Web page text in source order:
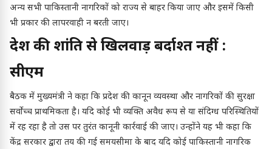
अन्य सभी पाकिस्तानी नागरिकों को राज्य से बाहर किया जाए और इसमें किसी
भी प्रकार की लापरवाही न बरती जाए।
प्रदेश की शांति से खिलवाड़ बर्दाश्त नहीं :
सीएम
बैठक में मुख्यमंत्री ने कहा कि प्रदेश की कानून व्यवस्था और नागरिकों की सुरक्षा
सर्वोच्च प्राथमिकता है। यदि कोई भी व्यक्ति अवैध रूप से या संदिग्ध परिस्थितियों
में रह रहा है तो उस पर तुरंत कानूनी कार्रवाई की जाए। उन्होंने यह भी कहा कि
केंद्र सरकार द्वारा तय की गई समयसीमा के बाद यदि कोई पाकिस्तानी नागरिक